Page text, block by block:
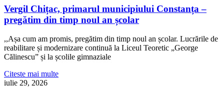
Vergil Chițac, primarul municipiului Constanța –
pregătim din timp noul an școlar
,,Așa cum am promis, pregătim din timp noul an școlar. Lucrările de
reabilitare și modernizare continuă la Liceul Teoretic „George
Călinescu” și la școlile gimnaziale
Citeste mai multe
iulie 29, 2026